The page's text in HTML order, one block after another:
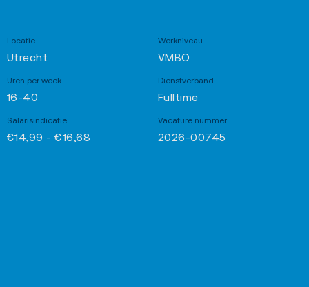
Locatie
Utrecht
Werkniveau
VMBO
Uren per week
16-40
Dienstverband
Fulltime
Salarisindicatie
€14,99 - €16,68
Vacature nummer
2026-00745